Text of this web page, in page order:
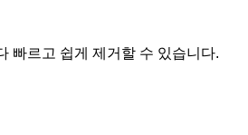
빠르고 쉽게 제거할 수 있습니다.